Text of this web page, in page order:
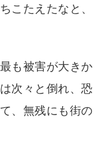
こたえたなと、
も被害が大きか
次々と倒れ、恐
、無残にも街の